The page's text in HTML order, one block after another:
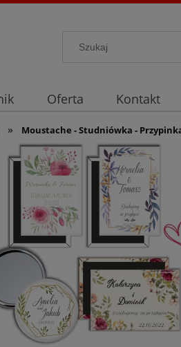
Oferta Kontakt
» Moustache - Studniówka -